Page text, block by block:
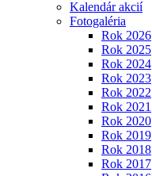
Kalendár akcií
Fotogaléria
Rok 2026
Rok 2025
Rok 2024
Rok 2023
Rok 2022
Rok 2021
Rok 2020
Rok 2019
Rok 2018
Rok 2017